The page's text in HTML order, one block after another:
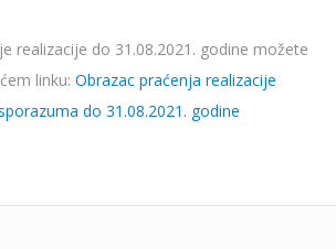
realizacije do 31.08.2021. godine možete
linku:Obrazac praćenja realizacije
do 31.08.2021. godine